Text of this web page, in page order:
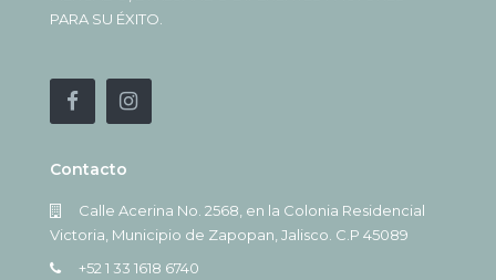
PARA SU ÉXITO.
Contacto
Calle Acerina No. 2568, en la Colonia Residencial
Victoria, Municipio de Zapopan, Jalisco. C.P 45089
+52 1 33 1618 6740